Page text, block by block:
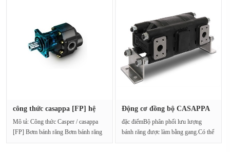
công thức casappa [FP] hệ
Mô tả: Công thức Casper / casappa
[FP] Bơm bánh răng Bơm bánh răng
Động cơ đồng bộ CASAPPA
đặc điểmBộ phân phối lưu lượng
bánh răng được làm bằng gang.Có thể